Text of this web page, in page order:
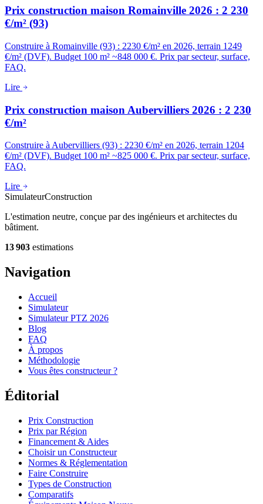
Prix construction maison Romainville 2026 : 2 230
€/m² (93)
Construire à Romainville (93) : 2230 €/m² en 2026, terrain 1249
€/m² (DVF). Budget 100 m² ~848 000 €. Prix par secteur, surface,
FAQ.
Lire
Prix construction maison Aubervilliers 2026 : 2 230
€/m²
Construire à Aubervilliers (93) : 2230 €/m² en 2026, terrain 1204
€/m² (DVF). Budget 100 m² ~825 000 €. Prix par secteur, surface,
FAQ.
Lire
SimulateurConstruction
L'estimation neutre, conçue par des ingénieurs et architectes du
bâtiment.
13 903 estimations
Navigation
Accueil
Simulateur
Simulateur PTZ 2026
Blog
FAQ
À propos
Méthodologie
Vous êtes constructeur ?
Éditorial
Prix Construction
Prix par Région
Financement & Aides
Choisir un Constructeur
Normes & Réglementation
Faire Construire
Types de Construction
Comparatifs